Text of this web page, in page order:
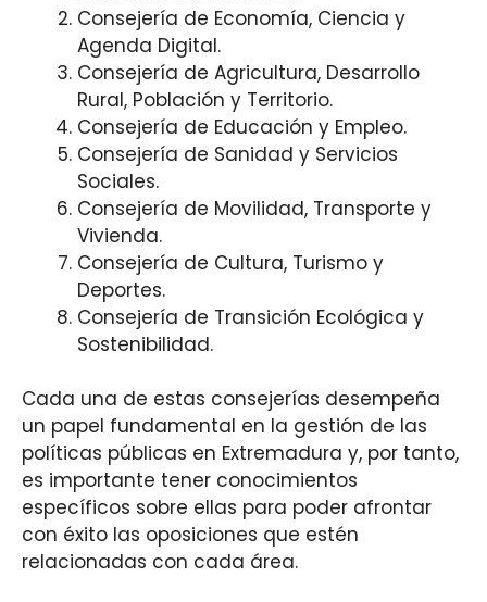
Consejería de Economía, Ciencia y
Agenda Digital.
Consejería de Agricultura, Desarrollo
Rural, Población y Territorio.
Consejería de Educación y Empleo.
Consejería de Sanidad y Servicios
Sociales.
Consejería de Movilidad, Transporte y
Vivienda.
Consejería de Cultura, Turismo y
Deportes.
Consejería de Transición Ecológica y
Sostenibilidad.
Cada una de estas consejerías desempeña
un papel fundamental en la gestión de las
políticas públicas en Extremadura y, por tanto,
es importante tener conocimientos
específicos sobre ellas para poder afrontar
con éxito las oposiciones que estén
relacionadas con cada área.